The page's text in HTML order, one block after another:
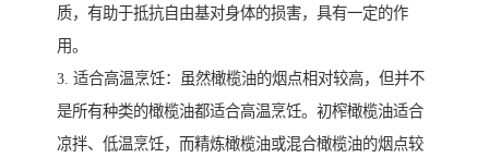
质，有助于抵抗自由基对身体的损害，具有一定的作
用。
3. 适合高温烹饪：虽然橄榄油的烟点相对较高，但并不
是所有种类的橄榄油都适合高温烹饪。初榨橄榄油适合
凉拌、低温烹饪，而精炼橄榄油或混合橄榄油的烟点较